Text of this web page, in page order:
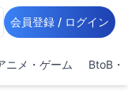
会員登録 / ログイン
ニメ・ゲーム BtoB・